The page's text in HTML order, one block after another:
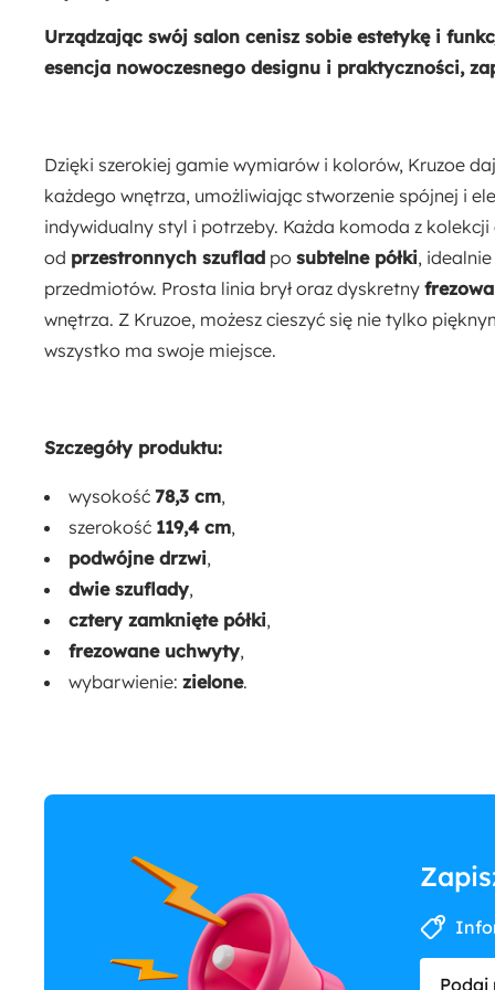
Płyta meblowa
Tworzywo sztuczne
Urządzając swój salon cenisz sobie estetykę i
esencja nowoczesnego designu i praktyczności,
Dzięki szerokiej gamie wymiarów i kolorów, Kruzoe
każdego wnętrza, umożliwiając stworzenie spójnej i
indywidualny styl i potrzeby. Każda komoda z
od przestronnych szuflad po subtelne półki,
przedmiotów. Prosta linia brył oraz dyskretny
wnętrza. Z Kruzoe, możesz cieszyć się nie tylko
wszystko ma swoje miejsce.
Szczegóły produktu:
wysokość 78,3 cm,
szerokość 119,4 cm,
podwójne drzwi,
dwie szuflady,
cztery zamknięte półki,
frezowane uchwyty,
wybarwienie: zielone.
Podaj